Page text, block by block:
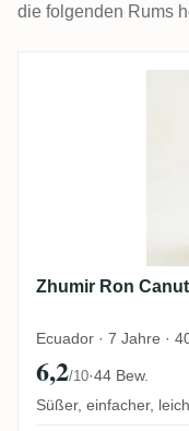
die folgenden Rums
Zhumir Ron
Zhumir Ron
Ecuador · 7 Jahre ·
6,2/10·44 Bew.
Süßer, einfacher,